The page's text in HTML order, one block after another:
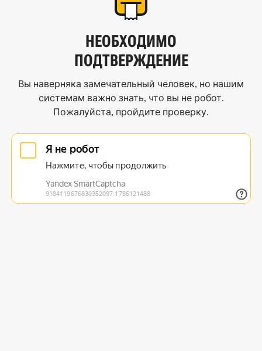
НЕОБХОДИМО
ПОДТВЕРЖДЕНИЕ
Вы наверняка замечательный человек, но нашим
системам важно знать, что вы не робот.
Пожалуйста, пройдите проверку.